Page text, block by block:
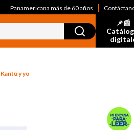
Panamericana más de 60 años
📌📰
y yo